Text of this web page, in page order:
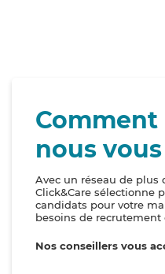
nous
Avec un réseau de plus
Click&Care sélectionne
candidats pour votre
besoins de
Nos conseillers vous